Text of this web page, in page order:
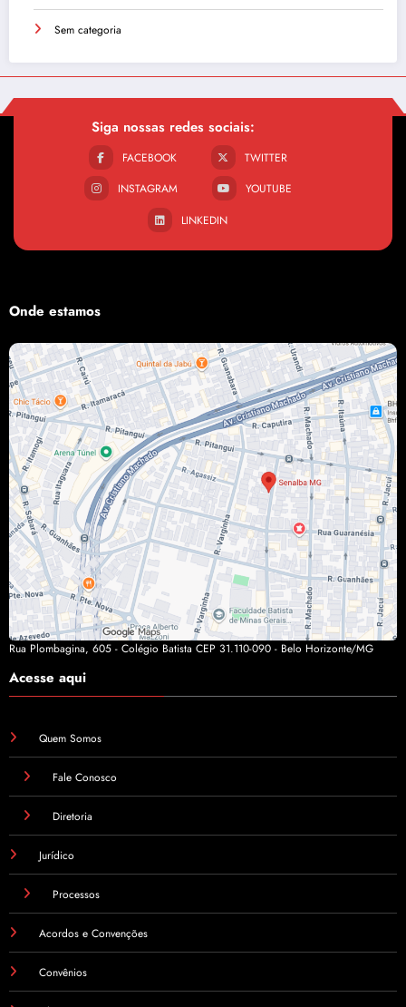
Sem categoria
Siga nossas redes sociais:
FACEBOOK
TWITTER
INSTAGRAM
YOUTUBE
LINKEDIN
Onde estamos
Rua Plombagina, 605 - Colégio Batista CEP 31.110-090 - Belo Horizonte/MG
Acesse aqui
Quem Somos
Fale Conosco
Diretoria
Jurídico
Processos
Acordos e Convenções
Convênios